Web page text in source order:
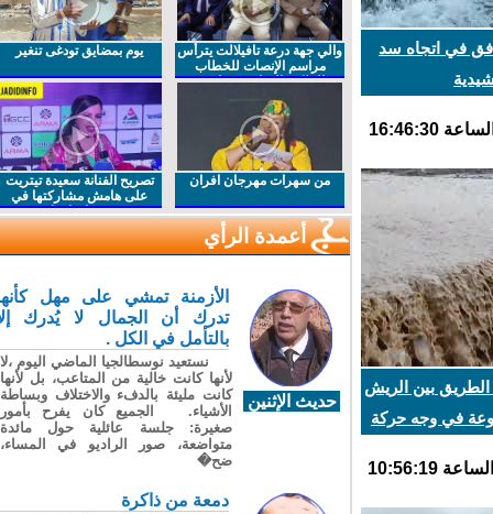
في اتجاه سد
بين الريش
في وجه حركة
والي جهة درعة تافيلالت يترأس
مراسم الإنصات للخطاب
الملكي السامي بمناسبة
يوم بمضايق تودغى تنغير
من سهرات مهرجان افران
تصريح الفنانة سعيدة تيتريت
على هامش مشاركتها في
مهرجان افران
أعمدة الرأي
حديث الإثنين
الأزمنة تمشي على مهل كأنها
تدرك أن الجمال لا يُدرك إلا
بالتأمل في الكل .
نستعيد نوسطالجيا الماضي اليوم ،لا
لأنها كانت خالية من المتاعب، بل لأنها
كانت مليئة بالدفء والاختلاف وبساطة
الأشياء. الجميع كان يفرح بأمور
صغيرة: جلسة عائلية حول مائدة
متواضعة، صور الراديو في المساء،
ضح�
دمعة من ذاكرة